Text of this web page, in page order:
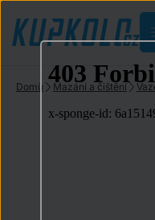
Domů Mazání a čištění